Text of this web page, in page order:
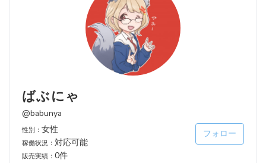
ばぶにゃ
@babunya
性別： 女性
稼働状況： 対応可能
販売実績： 0件
フォロー